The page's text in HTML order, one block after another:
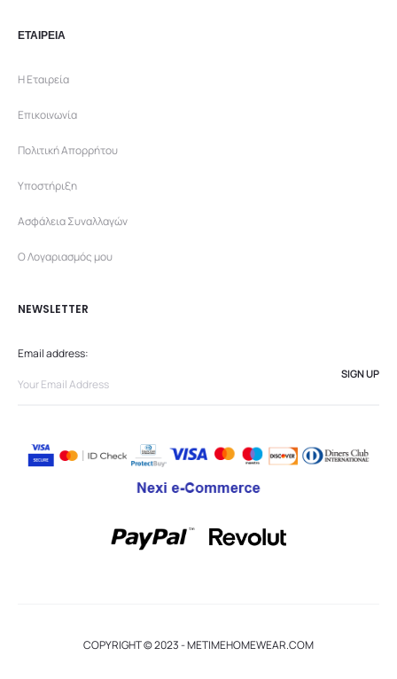
ΕΤΑΙΡΕΙΑ
Η Εταιρεία
Επικοινωνία
Πολιτική Απορρήτου
Υποστήριξη
Ασφάλεια Συναλλαγών
Ο Λογαριασμός μου
NEWSLETTER
Email address:
COPYRIGHT © 2023 - METIMEHOMEWEAR.COM